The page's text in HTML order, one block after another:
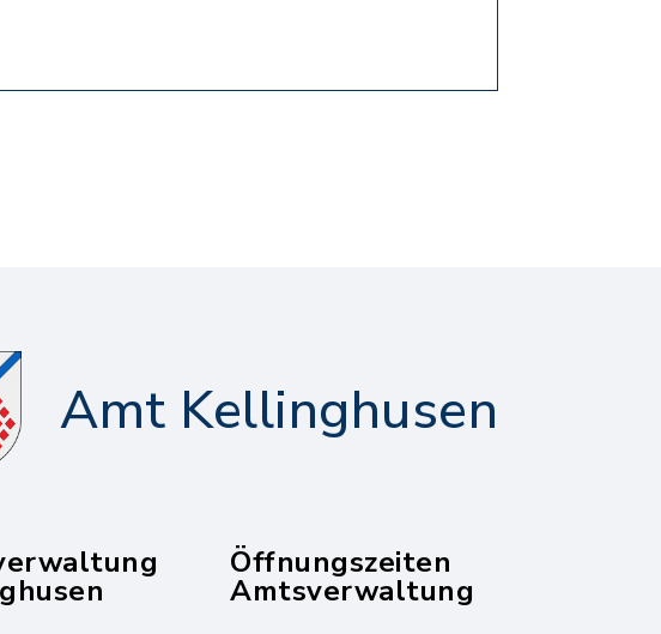
Amt Kellinghusen
Öffnungszeiten
Amtsverwaltung